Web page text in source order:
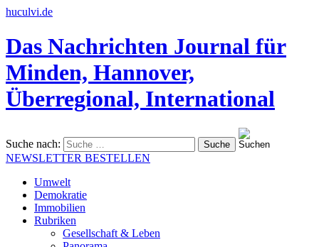
huculvi.de
Das Nachrichten Journal für
Minden, Hannover,
Überregional, International
Suche nach:
NEWSLETTER BESTELLEN
Umwelt
Demokratie
Immobilien
Rubriken
Gesellschaft & Leben